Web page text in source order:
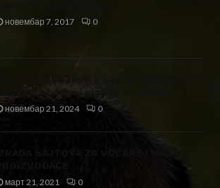
новембар 7, 2017 0
sadnje do berbe i mašina za obradu
новембар 21, 2024 0
март 21, 2021 0